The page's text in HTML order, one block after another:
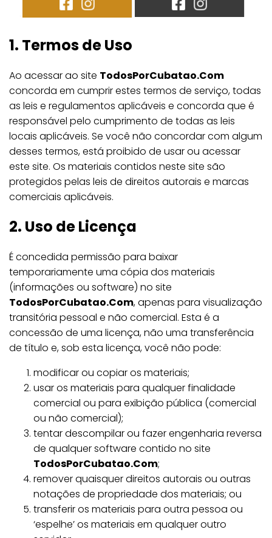
1. Termos de Uso
Ao acessar ao site TodosPorCubatao.Com
concorda em cumprir estes termos de serviço, todas
as leis e regulamentos aplicáveis ​​e concorda que é
responsável pelo cumprimento de todas as leis
locais aplicáveis. Se você não concordar com algum
desses termos, está proibido de usar ou acessar
este site. Os materiais contidos neste site são
protegidos pelas leis de direitos autorais e marcas
comerciais aplicáveis.
2. Uso de Licença
É concedida permissão para baixar
temporariamente uma cópia dos materiais
(informações ou software) no site
TodosPorCubatao.Com, apenas para visualização
transitória pessoal e não comercial. Esta é a
concessão de uma licença, não uma transferência
de título e, sob esta licença, você não pode:
modificar ou copiar os materiais;
usar os materiais para qualquer finalidade
comercial ou para exibição pública (comercial
ou não comercial);
tentar descompilar ou fazer engenharia reversa
de qualquer software contido no site
TodosPorCubatao.Com;
remover quaisquer direitos autorais ou outras
notações de propriedade dos materiais; ou
transferir os materiais para outra pessoa ou
‘espelhe’ os materiais em qualquer outro